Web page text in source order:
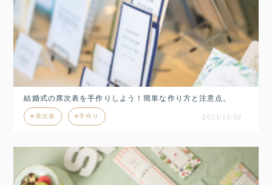
結婚式の席次表を手作りしよう！簡単な作り方と注意点。
席次表 手作り 2023/10/30